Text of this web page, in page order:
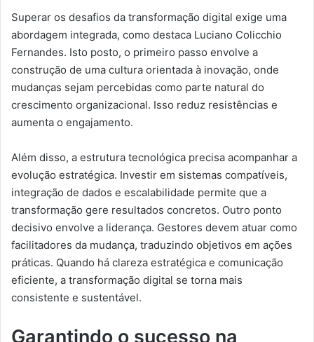
Superar os desafios da transformação digital exige uma
abordagem integrada, como destaca Luciano Colicchio
Fernandes. Isto posto, o primeiro passo envolve a
construção de uma cultura orientada à inovação, onde
mudanças sejam percebidas como parte natural do
crescimento organizacional. Isso reduz resistências e
aumenta o engajamento.
Além disso, a estrutura tecnológica precisa acompanhar a
evolução estratégica. Investir em sistemas compatíveis,
integração de dados e escalabilidade permite que a
transformação gere resultados concretos. Outro ponto
decisivo envolve a liderança. Gestores devem atuar como
facilitadores da mudança, traduzindo objetivos em ações
práticas. Quando há clareza estratégica e comunicação
eficiente, a transformação digital se torna mais
consistente e sustentável.
Garantindo o sucesso na